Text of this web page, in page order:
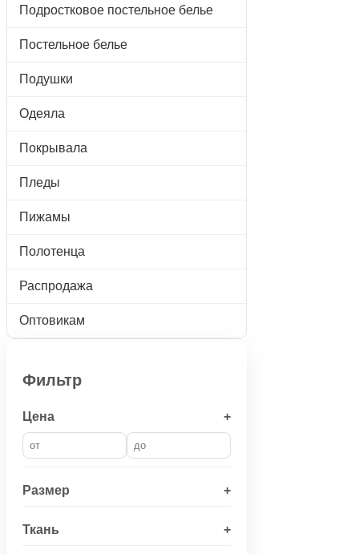
Подростковое постельное белье
Постельное белье
Подушки
Одеяла
Покрывала
Пледы
Пижамы
Полотенца
Распродажа
Оптовикам
Фильтр
Цена +
Размер +
Ткань +